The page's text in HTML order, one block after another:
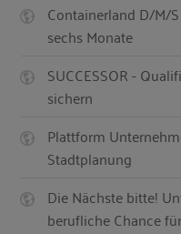
Containerland D/M/
sechs Monate
SUCCESSOR -
sichern
Plattform
Stadtplanung
Die Nächste bitte!
berufliche Chance